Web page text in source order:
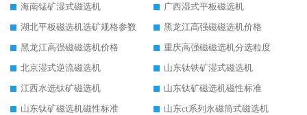
海南锰矿湿式磁选机
广西湿式平板磁选机
湖北平板磁选机选矿规格参数
黑龙江高强磁磁选机价格
黑龙江高强磁磁选机价格
重庆高强磁磁选机分选粒度
北京湿式逆流磁选机
山东钛铁矿湿式磁选机
江西水选钛矿磁选机
山东钛矿磁选机磁性标准
山东钛矿磁选机磁性标准
山东ct系列永磁筒式磁选机